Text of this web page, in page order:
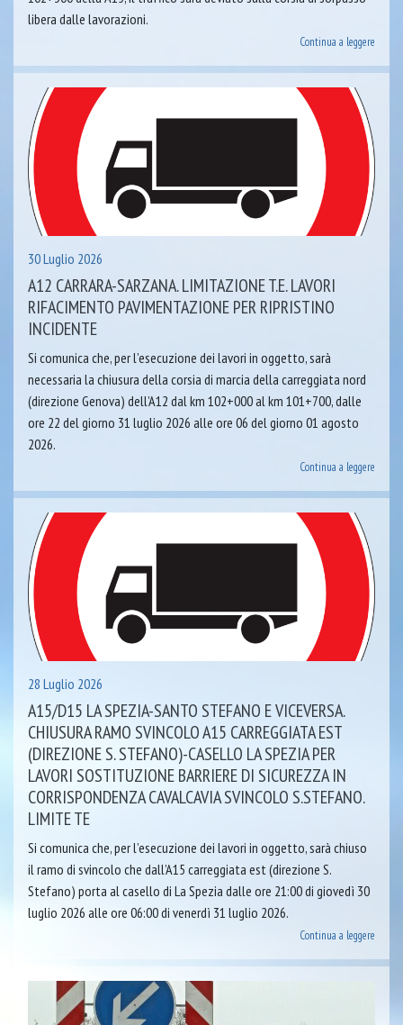
libera dalle lavorazioni.
Continua a leggere
30 Luglio 2026
A12 CARRARA-SARZANA. LIMITAZIONE T.E. LAVORI
RIFACIMENTO PAVIMENTAZIONE PER RIPRISTINO
INCIDENTE
Si comunica che, per l’esecuzione dei lavori in oggetto, sarà
necessaria la chiusura della corsia di marcia della carreggiata nord
(direzione Genova) dell’A12 dal km 102+000 al km 101+700, dalle
ore 22 del giorno 31 luglio 2026 alle ore 06 del giorno 01 agosto
2026.
Continua a leggere
28 Luglio 2026
A15/D15 LA SPEZIA-SANTO STEFANO E VICEVERSA.
CHIUSURA RAMO SVINCOLO A15 CARREGGIATA EST
(DIREZIONE S. STEFANO)-CASELLO LA SPEZIA PER
LAVORI SOSTITUZIONE BARRIERE DI SICUREZZA IN
CORRISPONDENZA CAVALCAVIA SVINCOLO S.STEFANO.
LIMITE TE
Si comunica che, per l’esecuzione dei lavori in oggetto, sarà chiuso
il ramo di svincolo che dall’A15 carreggiata est (direzione S.
Stefano) porta al casello di La Spezia dalle ore 21:00 di giovedì 30
luglio 2026 alle ore 06:00 di venerdì 31 luglio 2026.
Continua a leggere